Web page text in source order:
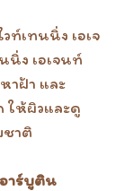
เทนนิ่ง เอเจ
นิ่ง เอเจนท์
าฝ้า และ
ให้ผิวและดู
ชาติ
าร์บูติน